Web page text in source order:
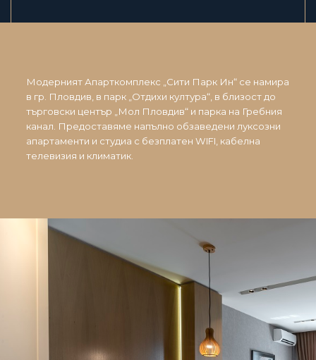
Модерният Апарткомплекс „Сити Парк Ин“ се намира
в гр. Пловдив, в парк „Отдихи култура“, в близост до
търговски център „Мол Пловдив“ и парка на Гребния
канал. Предоставяме напълно обзаведени луксозни
апартаменти и студиа с безплатен WIFI, кабелна
телевизия и климатик.